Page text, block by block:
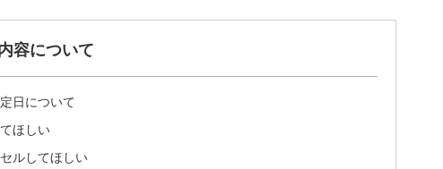
容について
日について
ほしい
ルしてほしい